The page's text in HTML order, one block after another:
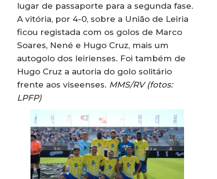
lugar de passaporte para a segunda fase.
A vitória, por 4-0, sobre a União de Leiria
ficou registada com os golos de Marco
Soares, Nené e Hugo Cruz, mais um
autogolo dos leirienses. Foi também de
Hugo Cruz a autoria do golo solitário
frente aos viseenses. MMS/RV (fotos:
LPFP)